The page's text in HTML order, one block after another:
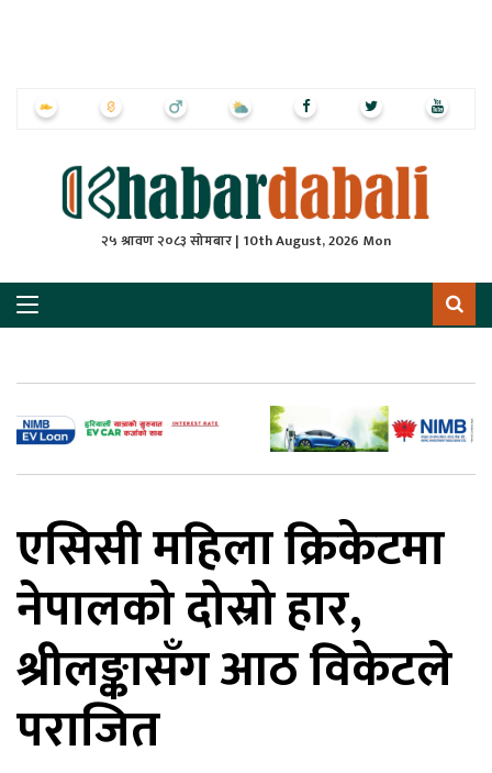
२५ श्रावण २०८३ सोमबार | 10th August, 2026 Mon
एसिसी महिला क्रिकेटमा
नेपालको दोस्रो हार,
श्रीलङ्कासँग आठ विकेटले
पराजित